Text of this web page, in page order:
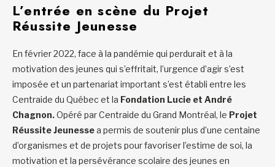
L’entrée en scène du Projet
Réussite Jeunesse
En février 2022, face à la pandémie qui perdurait et à la
motivation des jeunes qui s’effritait, l’urgence d’agir s’est
imposée et un partenariat important s’est établi entre les
Centraide du Québec et la Fondation Lucie et André
Chagnon.Opéré par Centraide du Grand Montréal, le Projet
Réussite Jeunessea permis de soutenir plus d’une centaine
d’organismes et de projets pour favoriser l’estime de soi, la
motivation et la persévérance scolaire des jeunes en